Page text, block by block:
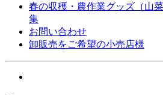
春の収穫・農作業グッズ（山
集
お問い合わせ
卸販売をご希望の小売店様